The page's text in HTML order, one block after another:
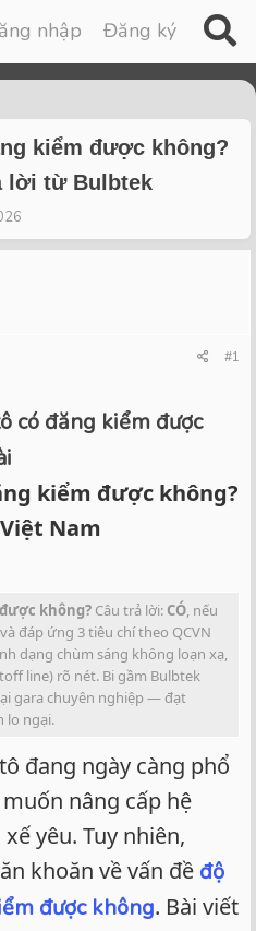
nhập Đăng ký
kiểm được không?
lời từ Bulbtek
#1
có đăng kiểm được
kiểm được không?
Nam
không? Câu trả lời: CÓ, nếu
đáp ứng 3 tiêu chí theo QCVN
dạng chùm sáng không loạn xạ,
line) rõ nét. Bi gầm Bulbtek
gara chuyên nghiệp — đạt
lo ngại.
đang ngày càng phổ
nâng cấp hệ
yêu. Tuy nhiên,
khoăn về vấn đề độ
được không. Bài viết